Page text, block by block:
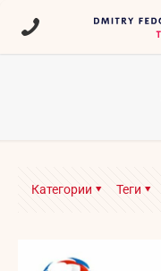
Категории Теги